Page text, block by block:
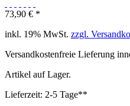
73,90 € *
inkl. 19% MwSt. zzgl.
Versandkostenfreie Lieferung
Artikel auf Lager.
Lieferzeit: 2-5 Tage**